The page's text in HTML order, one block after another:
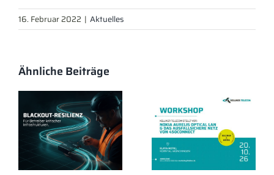
16. Februar 2022 | Aktuelles
Ähnliche Beiträge